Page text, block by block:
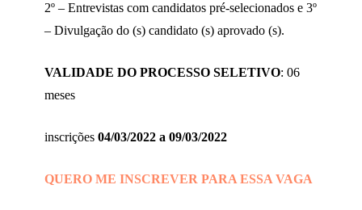
2º – Entrevistas com candidatos pré-selecionados e 3º
– Divulgação do (s) candidato (s) aprovado (s).
VALIDADE DO PROCESSO SELETIVO: 06
meses
inscrições 04/03/2022 a 09/03/2022
QUERO ME INSCREVER PARA ESSA VAGA